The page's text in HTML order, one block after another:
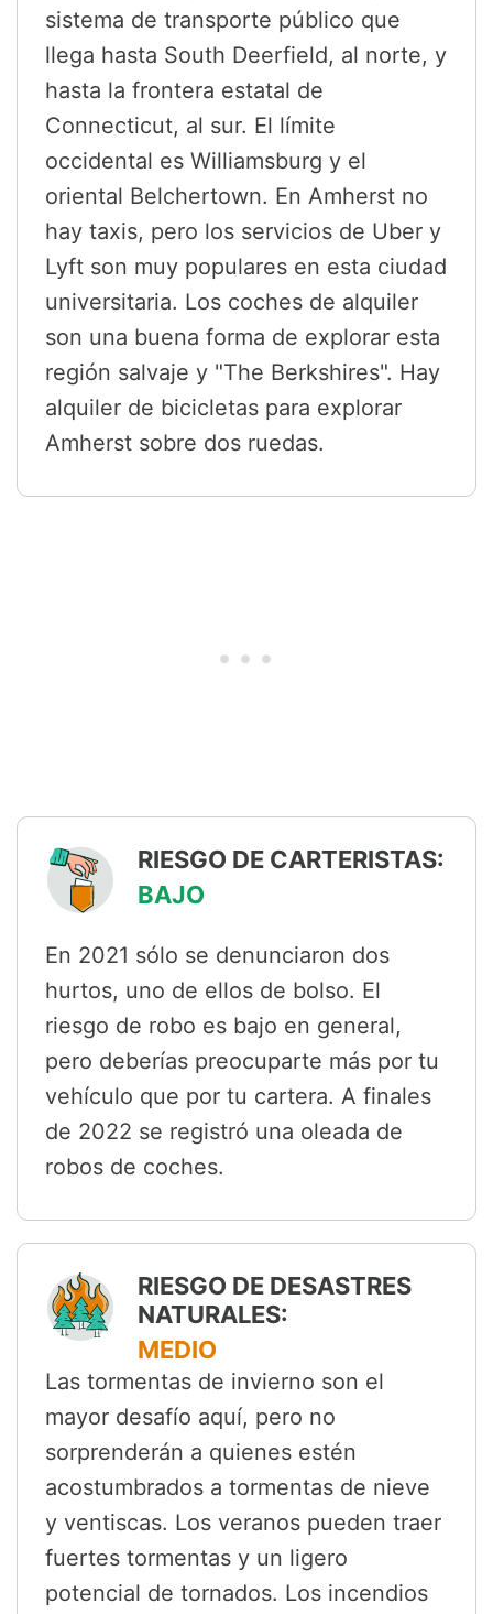
sistema de transporte público que
llega hasta South Deerfield, al norte, y
hasta la frontera estatal de
Connecticut, al sur. El límite
occidental es Williamsburg y el
oriental Belchertown. En Amherst no
hay taxis, pero los servicios de Uber y
Lyft son muy populares en esta ciudad
universitaria. Los coches de alquiler
son una buena forma de explorar esta
región salvaje y "The Berkshires". Hay
alquiler de bicicletas para explorar
Amherst sobre dos ruedas.
RIESGO DE CARTERISTAS:
BAJO
En 2021 sólo se denunciaron dos
hurtos, uno de ellos de bolso. El
riesgo de robo es bajo en general,
pero deberías preocuparte más por tu
vehículo que por tu cartera. A finales
de 2022 se registró una oleada de
robos de coches.
RIESGO DE DESASTRES
NATURALES:
MEDIO
Las tormentas de invierno son el
mayor desafío aquí, pero no
sorprenderán a quienes estén
acostumbrados a tormentas de nieve
y ventiscas. Los veranos pueden traer
fuertes tormentas y un ligero
potencial de tornados. Los incendios